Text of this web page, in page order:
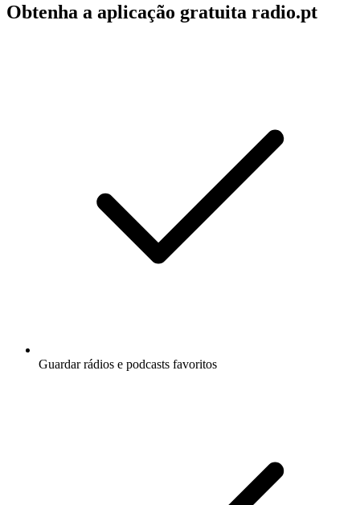
Obtenha a aplicação gratuita radio.pt
Guardar rádios e podcasts favoritos